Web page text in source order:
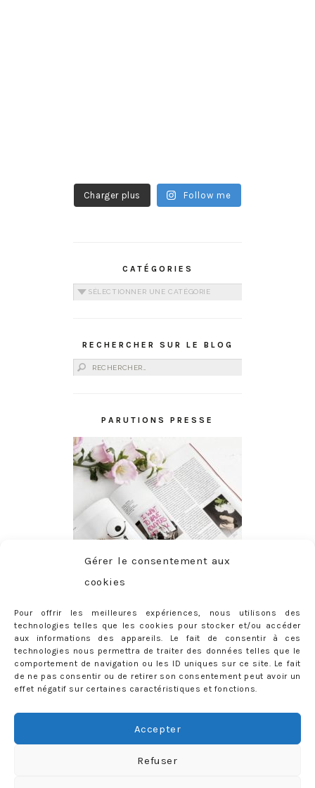
Gérer le consentement aux
cookies
Pour offrir les meilleures expériences, nous utilisons des
technologies telles que les cookies pour stocker et/ou accéder
aux informations des appareils. Le fait de consentir à ces
technologies nous permettra de traiter des données telles que le
comportement de navigation ou les ID uniques sur ce site. Le fait
de ne pas consentir ou de retirer son consentement peut avoir un
effet négatif sur certaines caractéristiques et fonctions.
Accepter
Refuser
Charger plus Follow me
CATÉGORIES
Catégories
RECHERCHER SUR LE BLOG
Rechercher :
PARUTIONS PRESSE
ABONNEMENT
Adresse
Rejoignez les 398 autres abonnés